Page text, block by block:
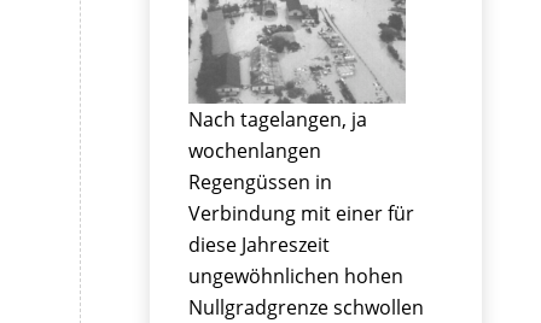
Nach tagelangen, ja
wochenlangen
Regengüssen in
Verbindung mit einer für
diese Jahreszeit
ungewöhnlichen hohen
Nullgradgrenze schwollen